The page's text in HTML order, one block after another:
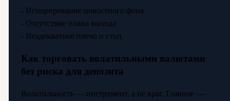
- Игнорирование новостного фона
- Отсутствие плана выхода
- Неадекватное плечо и стоп
Как торговать волатильными валютами
без риска для депозита
Волатильность — инструмент, а не враг. Главное —